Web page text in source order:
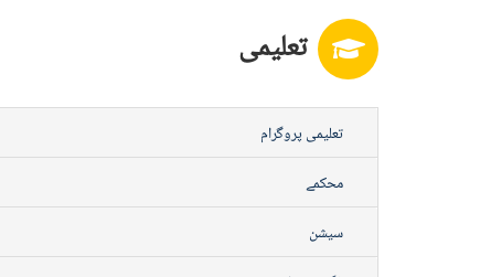
تعلیمی
تعلیمی پروگرام
محکمے
سیشن